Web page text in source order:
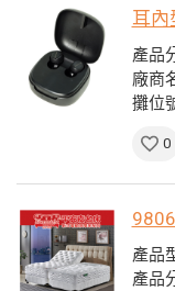
耳內
產品
廠商
攤位
0
產品
產品